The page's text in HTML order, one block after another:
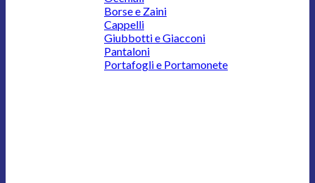
Borse e Zaini
Cappelli
Giubbotti e Giacconi
Pantaloni
Portafogli e Portamonete